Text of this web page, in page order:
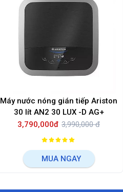
Máy nước nóng gián tiếp Ariston
30 lít AN2 30 LUX -D AG+
3,790,000đ 3,990,000 đ
MUA NGAY